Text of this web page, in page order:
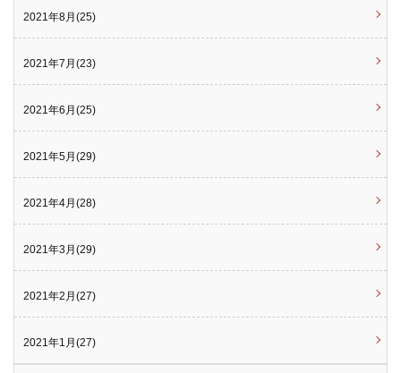
2021年8月(25)
2021年7月(23)
2021年6月(25)
2021年5月(29)
2021年4月(28)
2021年3月(29)
2021年2月(27)
2021年1月(27)